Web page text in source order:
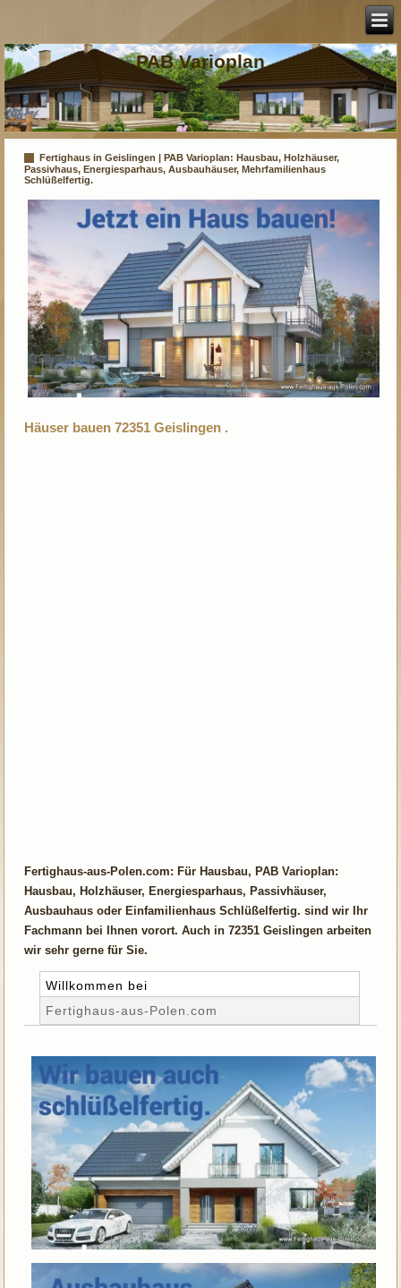
PAB Varioplan
Fertighaus in Geislingen | PAB Varioplan: Hausbau, Holzhäuser,
Passivhaus, Energiesparhaus, Ausbauhäuser, Mehrfamilienhaus
Schlüßelfertig.
Häuser bauen 72351 Geislingen .
Fertighaus-aus-Polen.com: Für Hausbau, PAB Varioplan:
Hausbau, Holzhäuser, Energiesparhaus, Passivhäuser,
Ausbauhaus oder Einfamilienhaus Schlüßelfertig. sind wir Ihr
Fachmann bei Ihnen vorort. Auch in 72351 Geislingen arbeiten
wir sehr gerne für Sie.
Willkommen bei
Fertighaus-aus-Polen.com